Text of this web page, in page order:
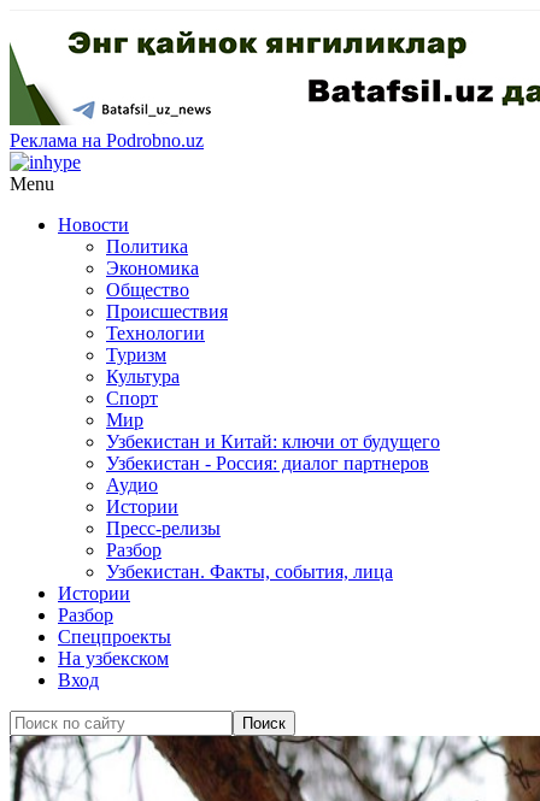
Реклама на Podrobno.uz
Menu
Новости
Политика
Экономика
Общество
Происшествия
Технологии
Туризм
Культура
Спорт
Мир
Узбекистан и Китай: ключи от будущего
Узбекистан - Россия: диалог партнеров
Аудио
Истории
Пресс-релизы
Разбор
Узбекистан. Факты, события, лица
Истории
Разбор
Спецпроекты
На узбекском
Вход